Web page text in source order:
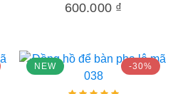
600.000 ₫
NEW -30%